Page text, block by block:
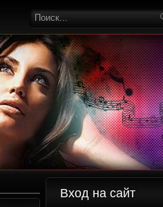
Вход на сайт